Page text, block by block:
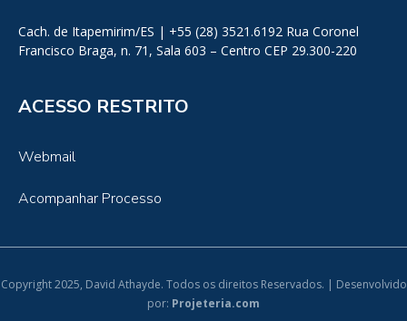
Cach. de Itapemirim/ES | +55 (28) 3521.6192 Rua Coronel
Francisco Braga, n. 71, Sala 603 – Centro CEP 29.300-220
ACESSO RESTRITO
Webmail
Acompanhar Processo
Copyright 2025, David Athayde. Todos os direitos Reservados. | Desenvolvido
por: Projeteria.com